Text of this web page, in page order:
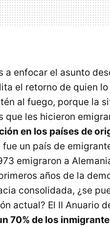
a enfocar el asunto
el retorno de quien
al fuego, porque la
que les hicieron
en los países de
fue un país de
emigraron a
años de la
consolidada, ¿se
actual? El II Anuario
70% de los